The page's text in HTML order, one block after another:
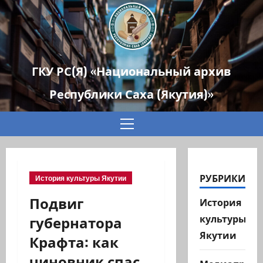
ГКУ РС(Я) «Национальный архив
Республики Саха (Якутия)»
Основное
История культуры Якутии
Подвиг
губернатора
Крафта: как
РУБРИКИ
История
культуры
Якутии